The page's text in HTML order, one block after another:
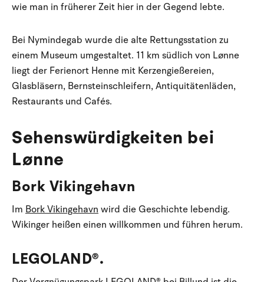
wie man in früherer Zeit hier in der Gegend lebte.
Bei Nymindegab wurde die alte Rettungsstation zu
einem Museum umgestaltet. 11 km südlich von Lønne
liegt der Ferienort Henne mit Kerzengießereien,
Glasbläsern, Bernsteinschleifern, Antiquitätenläden,
Restaurants und Cafés.
Sehenswürdigkeiten bei
Lønne
Bork Vikingehavn
Im Bork Vikingehavnwird die Geschichte lebendig.
Wikinger heißen einen willkommen und führen herum.
LEGOLAND®.